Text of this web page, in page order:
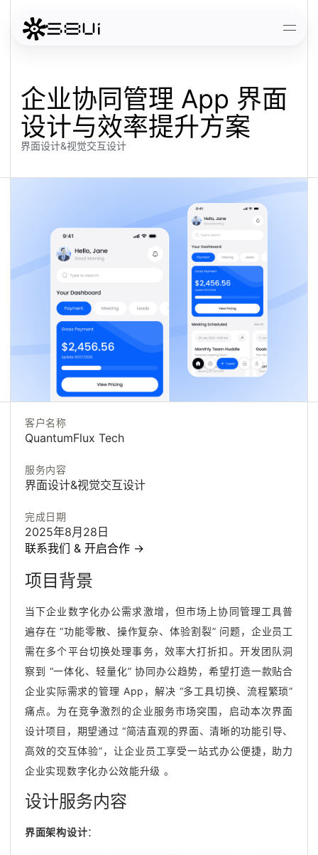
企业协同管理 App 界面
设计与效率提升方案
界面设计&视觉交互设计
客户名称
QuantumFlux Tech
服务内容
界面设计&视觉交互设计
完成日期
2025年8月28日
联系我们 & 开启合作
联系我们 & 开启合作 →
项目背景
当下企业数字化办公需求激增，但市场上协同管理工具普
遍存在 “功能零散、操作复杂、体验割裂” 问题，企业员工
需在多个平台切换处理事务，效率大打折扣。开发团队洞
察到 “一体化、轻量化” 协同办公趋势，希望打造一款贴合
企业实际需求的管理 App，解决 “多工具切换、流程繁琐”
痛点。为在竞争激烈的企业服务市场突围，启动本次界面
设计项目，期望通过 “简洁直观的界面、清晰的功能引导、
高效的交互体验”，让企业员工享受一站式办公便捷，助力
企业实现数字化办公效能升级 。
设计服务内容
界面架构设计：